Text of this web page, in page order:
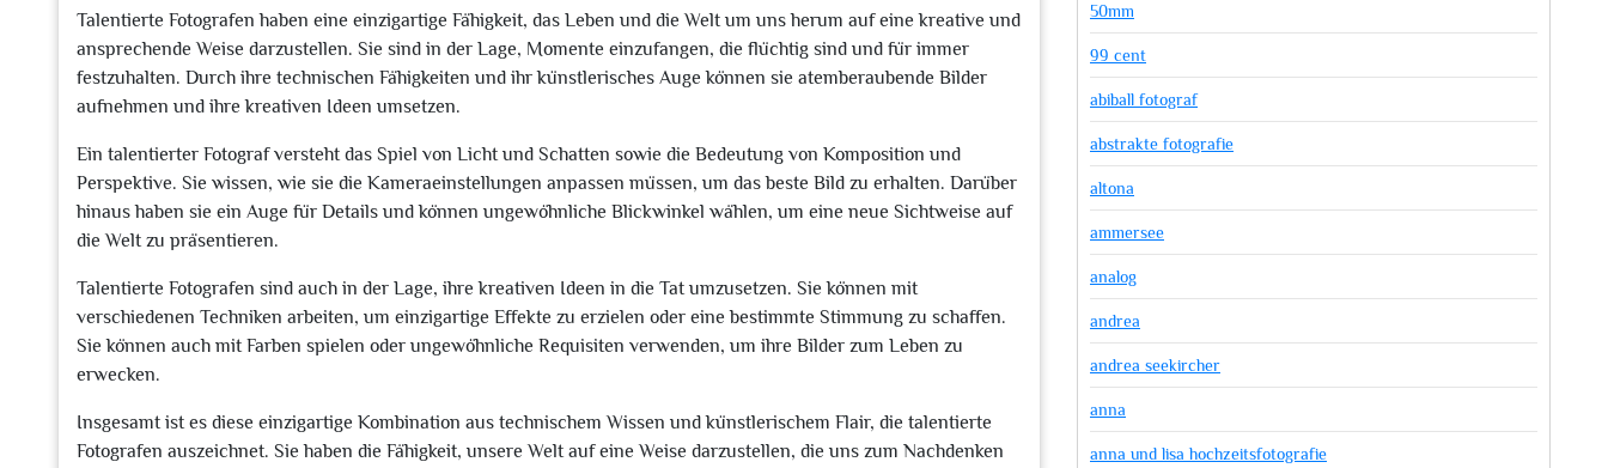
Talentierte Fotografen haben eine einzigartige Fähigkeit, das Leben und die Welt um uns herum auf eine kreative und
ansprechende Weise darzustellen. Sie sind in der Lage, Momente einzufangen, die flüchtig sind und für immer
festzuhalten. Durch ihre technischen Fähigkeiten und ihr künstlerisches Auge können sie atemberaubende Bilder
aufnehmen und ihre kreativen Ideen umsetzen.
Ein talentierter Fotograf versteht das Spiel von Licht und Schatten sowie die Bedeutung von Komposition und
Perspektive. Sie wissen, wie sie die Kameraeinstellungen anpassen müssen, um das beste Bild zu erhalten. Darüber
hinaus haben sie ein Auge für Details und können ungewöhnliche Blickwinkel wählen, um eine neue Sichtweise auf
die Welt zu präsentieren.
Talentierte Fotografen sind auch in der Lage, ihre kreativen Ideen in die Tat umzusetzen. Sie können mit
verschiedenen Techniken arbeiten, um einzigartige Effekte zu erzielen oder eine bestimmte Stimmung zu schaffen.
Sie können auch mit Farben spielen oder ungewöhnliche Requisiten verwenden, um ihre Bilder zum Leben zu
erwecken.
Insgesamt ist es diese einzigartige Kombination aus technischem Wissen und künstlerischem Flair, die talentierte
Fotografen auszeichnet. Sie haben die Fähigkeit, unsere Welt auf eine Weise darzustellen, die uns zum Nachdenken
50mm
99 cent
abiball fotograf
abstrakte fotografie
altona
ammersee
analog
andrea
andrea seekircher
anna
anna und lisa hochzeitsfotografie